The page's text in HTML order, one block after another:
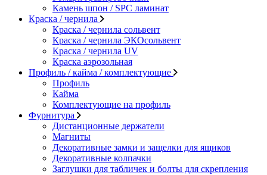
Камень шпон / SPC ламинат
Краска / чернила
Краска / чернила сольвент
Краска / чернила ЭКОсольвент
Краска / чернила UV
Краска аэрозольная
Профиль / кайма / комплектующие
Профиль
Кайма
Комплектующие на профиль
Фурнитура
Дистанционные держатели
Магниты
Декоративные замки и защелки для ящиков
Декоративные колпачки
Заглушки для табличек и болты для скрепления